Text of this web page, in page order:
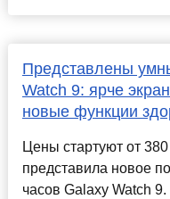
Представлены
Watch 9: ярче
новые функции
Цены стартуют от
представила новое
часов Galaxy Watch